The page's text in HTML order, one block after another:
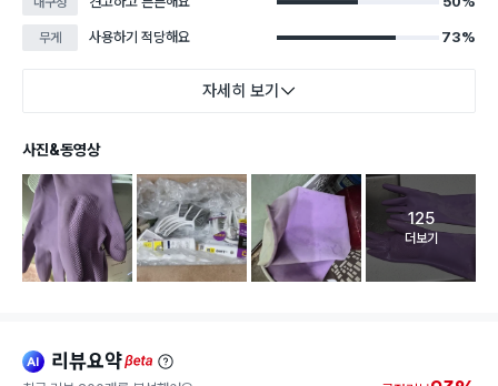
무게 사용하기 적당해요 73%
자세히 보기
사진&동영상
고객 리뷰
125
더보기
ai 리뷰요약beta